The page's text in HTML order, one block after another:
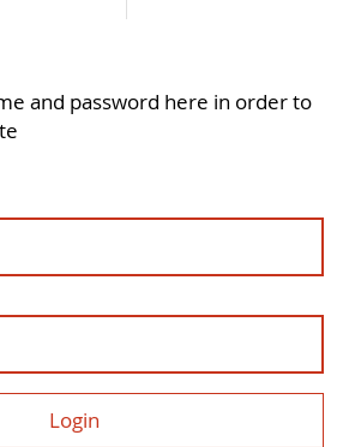
and password here in order to